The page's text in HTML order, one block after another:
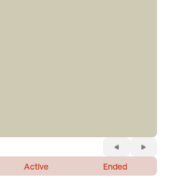
Active Ended